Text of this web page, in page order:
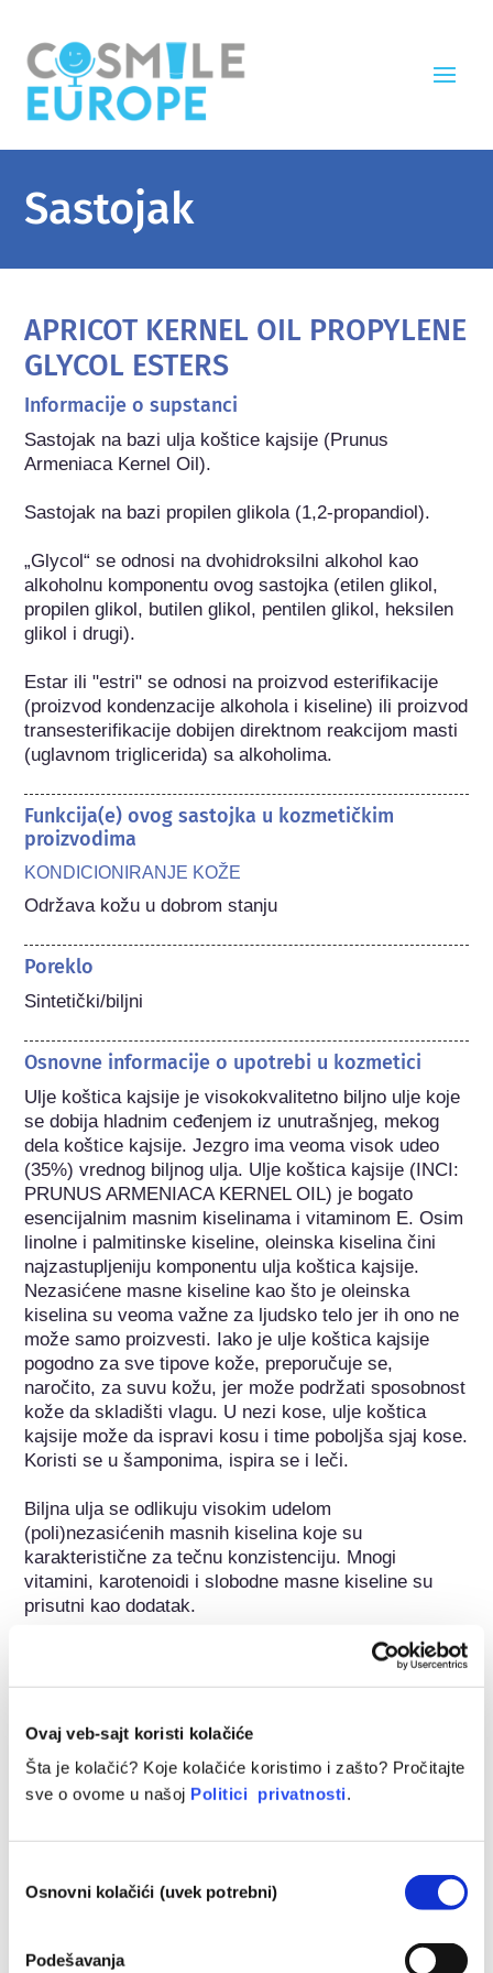
Ovaj veb-sajt koristi kolačiće
Šta je kolačić? Koje kolačiće koristimo i zašto? Pročitajte
sve o ovome u našoj Politici privatnosti.
сагласности
Osnovni kolačići (uvek potrebni)
Podešavanja
Sastojak
APRICOT KERNEL OIL PROPYLENE
GLYCOL ESTERS
Informacije o supstanci
Sastojak na bazi ulja koštice kajsije (Prunus
Armeniaca Kernel Oil).
Sastojak na bazi propilen glikola (1,2-propandiol).
„Glycol“ se odnosi na dvohidroksilni alkohol kao
alkoholnu komponentu ovog sastojka (etilen glikol,
propilen glikol, butilen glikol, pentilen glikol, heksilen
glikol i drugi).
Estar ili "estri" se odnosi na proizvod esterifikacije
(proizvod kondenzacije alkohola i kiseline) ili proizvod
transesterifikacije dobijen direktnom reakcijom masti
(uglavnom triglicerida) sa alkoholima.
Funkcija(e) ovog sastojka u kozmetičkim
proizvodima
KONDICIONIRANJE KOŽE
Održava kožu u dobrom stanju
Poreklo
Sintetički/biljni
Osnovne informacije o upotrebi u kozmetici
Ulje koštica kajsije je visokokvalitetno biljno ulje koje
se dobija hladnim ceđenjem iz unutrašnjeg, mekog
dela koštice kajsije. Jezgro ima veoma visok udeo
(35%) vrednog biljnog ulja. Ulje koštica kajsije (INCI:
PRUNUS ARMENIACA KERNEL OIL) je bogato
esencijalnim masnim kiselinama i vitaminom E. Osim
linolne i palmitinske kiseline, oleinska kiselina čini
najzastupljeniju komponentu ulja koštica kajsije.
Nezasićene masne kiseline kao što je oleinska
kiselina su veoma važne za ljudsko telo jer ih ono ne
može samo proizvesti. Iako je ulje koštica kajsije
pogodno za sve tipove kože, preporučuje se,
naročito, za suvu kožu, jer može podržati sposobnost
kože da skladišti vlagu. U nezi kose, ulje koštica
kajsije može da ispravi kosu i time poboljša sjaj kose.
Koristi se u šamponima, ispira se i leči.
Biljna ulja se odlikuju visokim udelom
(poli)nezasićenih masnih kiselina koje su
karakteristične za tečnu konzistenciju. Mnogi
vitamini, karotenoidi i slobodne masne kiseline su
prisutni kao dodatak.
Regulisanje kozmetike
Kozmetički sastojci podležu propisima. Imajte na umu
različiti propisi.
Razumevanje vaše